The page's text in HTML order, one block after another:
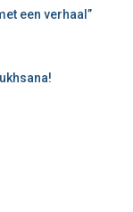
een verhaal”